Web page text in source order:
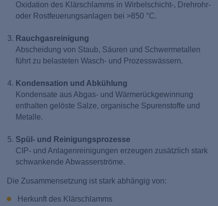
Oxidation des Klärschlamms in Wirbelschicht-, Drehrohr-
oder Rostfeuerungsanlagen bei >850 °C.
Rauchgasreinigung
Abscheidung von Staub, Säuren und Schwermetallen
führt zu belasteten Wasch- und Prozesswässern.
Kondensation und Abkühlung
Kondensate aus Abgas- und Wärmerückgewinnung
enthalten gelöste Salze, organische Spurenstoffe und
Metalle.
Spül- und Reinigungsprozesse
CIP- und Anlagenreinigungen erzeugen zusätzlich stark
schwankende Abwasserströme.
Die Zusammensetzung ist stark abhängig von:
Herkunft des Klärschlamms